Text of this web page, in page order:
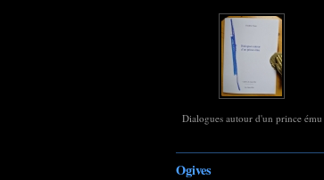
Dialogues autour d'un prince ému
Ogives